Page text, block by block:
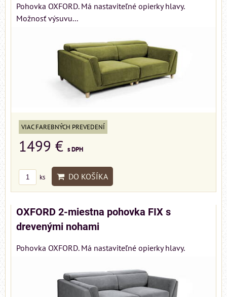
Pohovka OXFORD. Má nastaviteľné opierky hlavy.
Možnosť výsuvu...
VIAC FAREBNÝCH PREVEDENÍ
1499 € s DPH
ks DO KOŠÍKA
OXFORD 2-miestna pohovka FIX s
drevenými nohami
Pohovka OXFORD. Má nastaviteľné opierky hlavy.